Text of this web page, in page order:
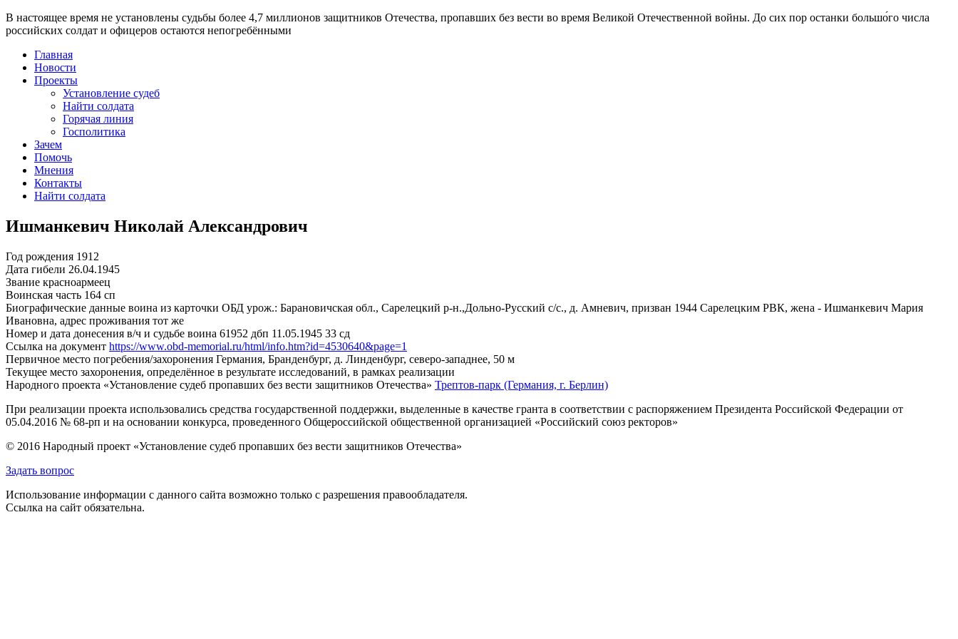
В настоящее время не установлены судьбы более 4,7 миллионов защитников Отечества, пропавших без вести во время Великой Отечественной войны. До сих пор останки большо́го числа
российских солдат и офицеров остаются непогребёнными
Главная
Новости
Проекты
Установление судеб
Найти солдата
Горячая линия
Госполитика
Зачем
Помочь
Мнения
Контакты
Найти солдата
Ишманкевич Николай Александрович
Год рождения 1912
Дата гибели 26.04.1945
Звание красноармеец
Воинская часть 164 сп
Биографические данные воина из карточки ОБД урож.: Барановичская обл., Сарелецкий р-н.,Дольно-Русский с/с., д. Амневич, призван 1944 Сарелецким РВК, жена - Ишманкевич Мария
Ивановна, адрес проживания тот же
Номер и дата донесения в/ч и судьбе воина 61952 дбп 11.05.1945 33 сд
Ссылка на документ https://www.obd-memorial.ru/html/info.htm?id=4530640&page=1
Первичное место погребения/захоронения Германия, Бранденбург, д. Линденбург, северо-западнее, 50 м
Текущее место захоронения, определённое в результате исследований, в рамках реализации
Народного проекта «Установление судеб пропавших без вести защитников Отечества» Трептов-парк (Германия, г. Берлин)
При реализации проекта использовались средства государственной поддержки, выделенные в качестве гранта в соответствии с распоряжением Президента Российской Федерации от
05.04.2016 № 68-рп и на основании конкурса, проведенного Общероссийской общественной организацией «Российский союз ректоров»
© 2016 Народный проект «Установление судеб пропавших без вести защитников Отечества»
Задать вопрос
Использование информации с данного сайта возможно только с разрешения правообладателя.
Ссылка на сайт обязательна.